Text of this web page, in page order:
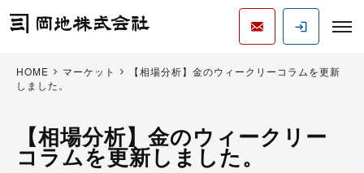
HOME マーケット
【相場分析】金のウィークリーコラムを更新
しました。
【相場分析】金のウィークリー
コラムを更新しました。